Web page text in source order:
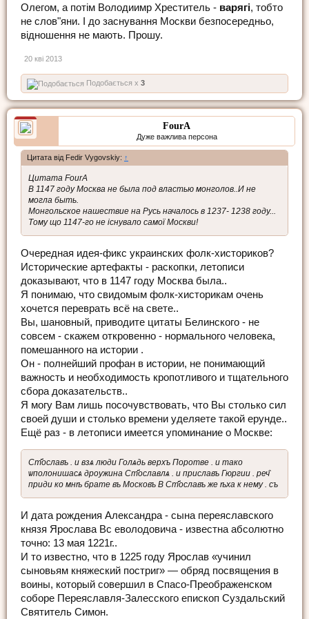
Олегом, а потім Володиимр Хреститель - варягі, тобто
не слов"яни. І до заснування Москви безпосередньо,
відношення не мають. Прошу.
20 кві 2013
Подобається x 3
FourA
Дуже важлива персона
Цитата від Fedir Vygovskiy: ↑
Цитата FourA
В 1147 году Москва не была под властью монголов..И не
могла быть.
Монгольское нашествие на Русь началось в 1237- 1238 году...
Тому що 1147-го не існувало самої Москви!
Очередная идея-фикс украинских фолк-хисториков?
Исторические артефакты - раскопки, летописи
доказывают, что в 1147 году Москва была..
Я понимаю, что свидомым фолк-хисторикам очень
хочется переврать всё на свете..
Вы, шановный, приводите цитаты Белинского - не
совсем - скажем откровенно - нормального человека,
помешанного на истории .
Он - полнейший профан в истории, не понимающий
важность и необходимость кропотливого и тщательного
сбора доказательств..
Я могу Вам лишь посочувствовать, что Вы столько сил
своей души и столько времени уделяете такой ерунде..
Ещё раз - в летописи имеется упоминание о Москве:
Ст҃ославъ . и взѧ люди Голѧдь верхъ Поротве . и тако
ѡполонишасѧ дроужина Ст҃ославлѧ . и приславъ Гюргии . реч̑
приди ко мнѣ брате въ Московъ В Ст҃ославъ же ѣха к нему . съ
И дата рождения Александра - сына переяславского
князя Ярослава Вс еволодовича - известна абсолютно
точно: 13 мая 1221г..
И то известно, что в 1225 году Ярослав «учинил
сыновьям княжеский постриг» — обряд посвящения в
воины, который совершил в Спасо-Преображенском
соборе Переяславля-Залесского епископ Суздальский
Святитель Симон.